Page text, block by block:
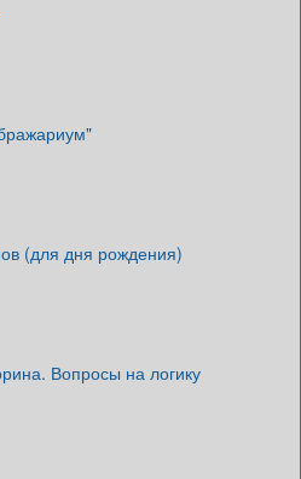
(для дня рождения)
Вопросы на логику